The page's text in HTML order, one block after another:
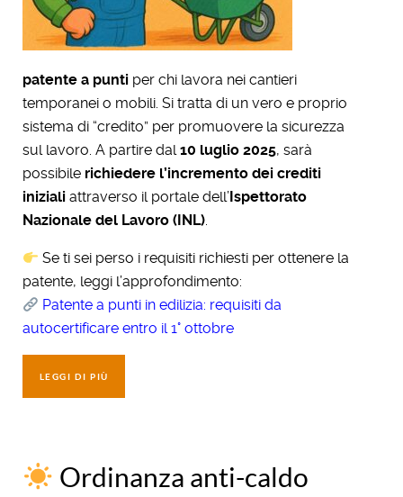
patente a punti per chi lavora nei cantieri
temporanei o mobili. Si tratta di un vero e proprio
sistema di “credito” per promuovere la sicurezza
sul lavoro. A partire dal10 luglio 2025, sarà
possibile richiedere l’incremento dei crediti
iniziali attraverso il portale dell’ Ispettorato
Nazionale del Lavoro (INL).
Se ti sei perso i requisiti richiesti per ottenere la
patente, leggi l’approfondimento:
Patente a punti in edilizia: requisiti da
autocertificare entro il 1° ottobre
LEGGI DI PIÙ
Ordinanza anti-caldo